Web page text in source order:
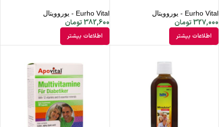
Eurho Vital - یوروویتال
327,000تومان
اطلاعات بیشتر
Eurho Vital - یوروویتال
382,600 تومان
اطلاعات بیشتر